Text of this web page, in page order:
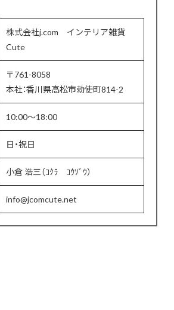
株式会社j.com インテリア雑貨
Cute
〒761-8058
本社：香川県高松市勅使町814-2
10:00〜18:00
日・祝日
小倉 浩三（ｺｸﾗ ｺｳｿﾞｳ）
info@jcomcute.net